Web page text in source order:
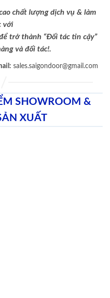
chất lượng dịch vụ & làm
với
trở thành “Đối tác tin cậy”
và đối tác!.
: sales.saigondoor@gmail.com
SHOWROOM &
XUẤT